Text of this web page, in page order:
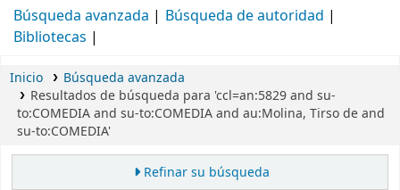
Búsqueda avanzada
Búsqueda de autoridad
Bibliotecas
Inicio
Búsqueda avanzada
Resultados de búsqueda para 'ccl=an:5829 and su-
to:COMEDIA and su-to:COMEDIA and au:Molina, Tirso de and
su-to:COMEDIA'
Refinar su búsqueda